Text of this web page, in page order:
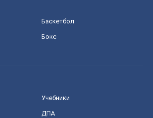
Баскетбол
Бокс
Учебники
ДПА